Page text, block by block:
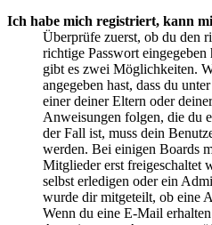
Ich habe mich registriert, kann
Überprüfe zuerst, ob du den
richtige Passwort eingegeben
gibt es zwei Möglichkeiten.
angegeben hast, dass du
einer deiner Eltern oder
Anweisungen folgen, die du
der Fall ist, muss dein
werden. Bei einigen Boards
Mitglieder erst freigeschaltet
selbst erledigen oder ein
wurde dir mitgeteilt, ob eine
Wenn du eine E-Mail